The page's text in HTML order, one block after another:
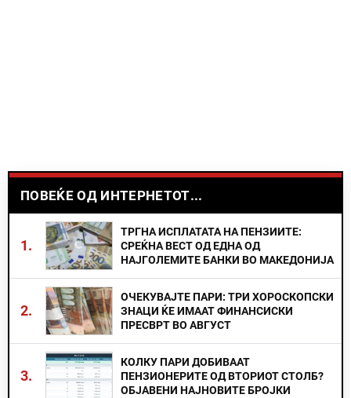
ПОВЕЌЕ ОД ИНТЕРНЕТОТ...
1.
ТРГНА ИСПЛАТАТА НА ПЕНЗИИТЕ:
СРЕЌНА ВЕСТ ОД ЕДНА ОД
НАЈГОЛЕМИТЕ БАНКИ ВО МАКЕДОНИЈА
2.
ОЧЕКУВАЈТЕ ПАРИ: ТРИ ХОРОСКОПСКИ
ЗНАЦИ ЌЕ ИМААТ ФИНАНСИСКИ
ПРЕСВРТ ВО АВГУСТ
3.
КОЛКУ ПАРИ ДОБИВААТ
ПЕНЗИОНЕРИТЕ ОД ВТОРИОТ СТОЛБ?
ОБЈАВЕНИ НАЈНОВИТЕ БРОЈКИ